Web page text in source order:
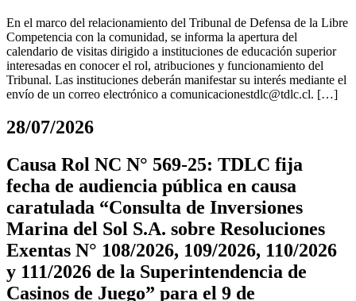
En el marco del relacionamiento del Tribunal de Defensa de la Libre
Competencia con la comunidad, se informa la apertura del
calendario de visitas dirigido a instituciones de educación superior
interesadas en conocer el rol, atribuciones y funcionamiento del
Tribunal. Las instituciones deberán manifestar su interés mediante el
envío de un correo electrónico a comunicacionestdlc@tdlc.cl. […]
28/07/2026
Causa Rol NC N° 569-25: TDLC fija
fecha de audiencia pública en causa
caratulada “Consulta de Inversiones
Marina del Sol S.A. sobre Resoluciones
Exentas N° 108/2026, 109/2026, 110/2026
y 111/2026 de la Superintendencia de
Casinos de Juego” para el 9 de